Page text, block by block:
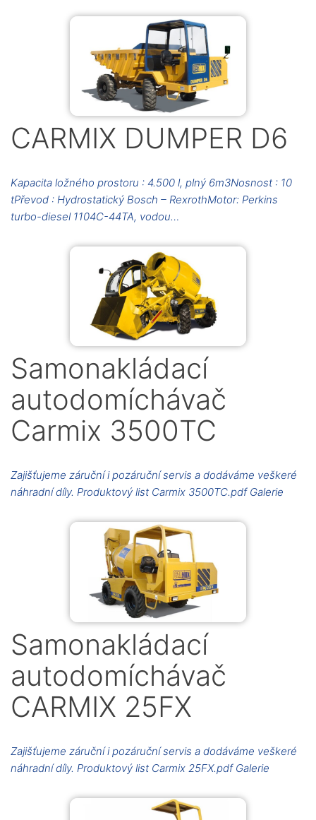
CARMIX DUMPER D6
Kapacita ložného prostoru : 4.500 l, plný 6m3Nosnost : 10
tPřevod : Hydrostatický Bosch – RexrothMotor: Perkins
turbo-diesel 1104C-44TA, vodou…
Samonakládací
autodomíchávač
Carmix 3500TC
Zajišťujeme záruční i pozáruční servis a dodáváme veškeré
náhradní díly. Produktový list Carmix 3500TC.pdf Galerie
Samonakládací
autodomíchávač
CARMIX 25FX
Zajišťujeme záruční i pozáruční servis a dodáváme veškeré
náhradní díly. Produktový list Carmix 25FX.pdf Galerie